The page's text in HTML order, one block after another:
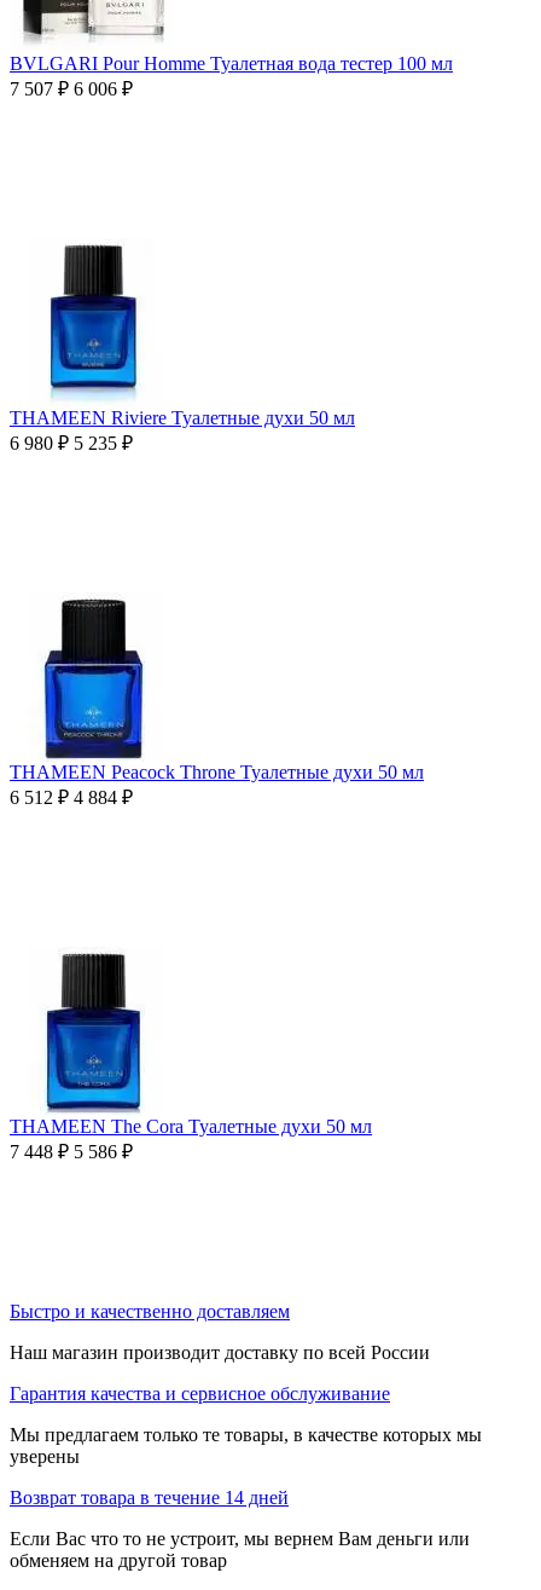
BVLGARI Pour Homme Туалетная вода тестер 100 мл
7 507 ₽ 6 006 ₽
THAMEEN Riviere Туалетные духи 50 мл
6 980 ₽ 5 235 ₽
THAMEEN Peacock Throne Туалетные духи 50 мл
6 512 ₽ 4 884 ₽
THAMEEN The Cora Туалетные духи 50 мл
7 448 ₽ 5 586 ₽
Быстро и качественно доставляем
Наш магазин производит доставку по всей России
Гарантия качества и сервисное обслуживание
Мы предлагаем только те товары, в качестве которых мы
уверены
Возврат товара в течение 14 дней
Если Вас что то не устроит, мы вернем Вам деньги или
обменяем на другой товар